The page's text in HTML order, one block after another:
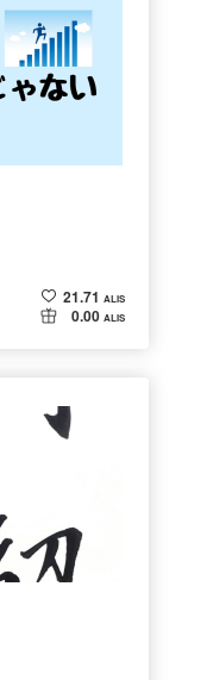
21.71 ALIS
0.00 ALIS